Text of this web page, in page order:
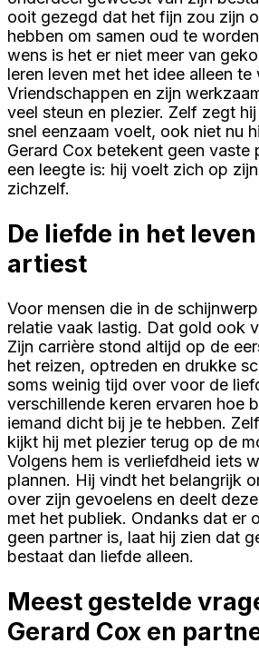
ooit gezegd dat het fijn zou zijn
hebben om samen oud te
wens is het er niet meer van
leren leven met het idee alleen te
Vriendschappen en zijn
veel steun en plezier. Zelf zegt
snel eenzaam voelt, ook niet nu
Gerard Cox betekent geen vaste
een leegte is: hij voelt zich op
zichzelf.
De liefde in het
artiest
Voor mensen die in de
relatie vaak lastig. Dat gold ook
Zijn carrière stond altijd op de
het reizen, optreden en drukke
soms weinig tijd over voor de
verschillende keren ervaren hoe
iemand dicht bij je te hebben.
kijkt hij met plezier terug op de
Volgens hem is verliefdheid iets
plannen. Hij vindt het belangrijk
over zijn gevoelens en deelt
met het publiek. Ondanks dat er
geen partner is, laat hij zien dat
bestaat dan liefde alleen.
Meest gestelde
Gerard Cox en